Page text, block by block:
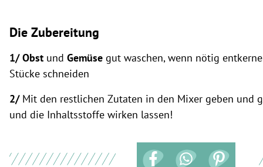
Die Zubereitung
1/ Obst und Gemüse gut waschen, wenn nötig
Stücke schneiden
2/Mit den restlichen Zutaten in den Mixer geben und
und die Inhaltsstoffe wirken lassen!